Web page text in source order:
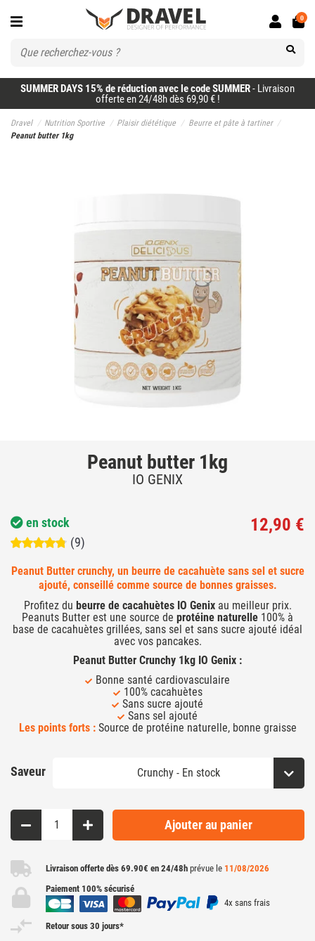
SUMMER DAYS 15% de réduction avec le code SUMMER- Livraison
offerte en 24/48h dès 69,90 € !
0
Dravel Nutrition Sportive Plaisir diététique
Beurre et pâte à tartiner
Peanut butter 1kg
Peanut butter 1kg
IO GENIX
(9)
12,90 €
Peanut Butter crunchy, un beurre de cacahuète sans sel et sucre
ajouté, conseillé comme source de bonnes graisses.
Profitez du beurre de cacahuètes IO Genixau meilleur prix.
Peanuts Butter est une source de protéine naturelle 100% à
base de cacahuètes grillées, sans sel et sans sucre ajouté idéal
avec vos pancakes.
Peanut Butter Crunchy 1kg IO Genix :
Bonne santé cardiovasculaire
100% cacahuètes
Sans sucre ajouté
Sans sel ajouté
Les points forts : Source de protéine naturelle, bonne graisse
Saveur
Ajouter au panier
Livraison offerte dès 69.90€ en 24/48h prévue le 11/08/2026
Paiement 100% sécurisé
4x sans frais
Retour sous 30 jours*
en stock